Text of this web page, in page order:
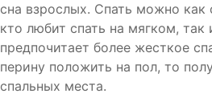
сна взрослых. Спать можно как
кто любит спать на мягком, так
предпочитает более жесткое
перину положить на пол, то
спальных места.